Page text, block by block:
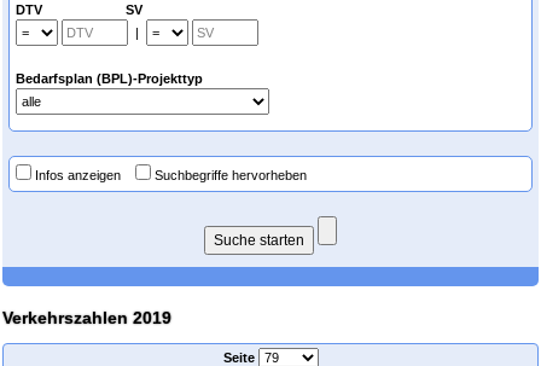
DTV SV
|
Bedarfsplan (BPL)-Projekttyp
Infos anzeigen Suchbegriffe hervorheben
Verkehrszahlen 2019
Seite